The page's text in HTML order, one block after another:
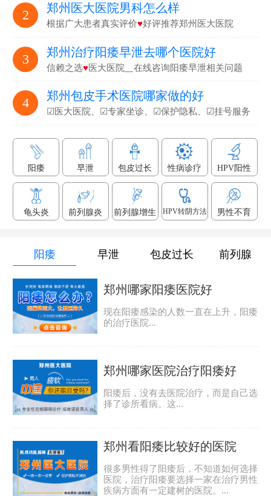
2 郑州医大医院男科怎么样
根据广大患者真实评价♥好评推荐郑州医大医院
3 郑州治疗阳痿早泄去哪个医院好
信赖之选♥医大医院▁在线咨询阳痿早泄相关问题
4 郑州包皮手术医院哪家做的好
☑医大医院、☑专家坐诊、☑保护隐私、☑挂号服务
阳痿 早泄 包皮过长 性病诊疗 HPV阳性
龟头炎 前列腺炎 前列腺增生 HPV转阴方法 男性不育
阳痿 早泄 包皮过长 前列腺
郑州哪家阳痿医院好
现在阳痿感染的人数一直在上升，阳痿
的治疗医院...
郑州哪家医院治疗阳痿好
阳痿后，没有去医院治疗，而是自己选
择了诊所看病。这...
郑州看阳痿比较好的医院
很多男性得了阳痿后，不知道如何选择
医院，治疗阳痿要选择一家在治疗男性
疾病方面有一定建树的医院。...